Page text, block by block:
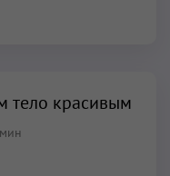
тело красивым